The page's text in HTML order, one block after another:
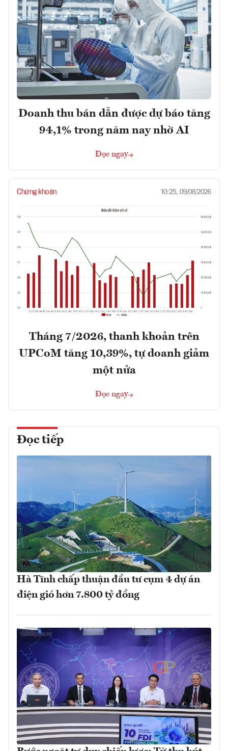
Doanh thu bán dẫn được dự báo tăng
94,1% trong năm nay nhờ AI
Đọc ngay
Chứng khoán 10:25, 09/08/2026
Tháng 7/2026, thanh khoản trên
UPCoM tăng 10,39%, tự doanh giảm
một nửa
Đọc ngay
Đọc tiếp
Hà Tĩnh chấp thuận đầu tư cụm 4 dự án
điện gió hơn 7.800 tỷ đồng